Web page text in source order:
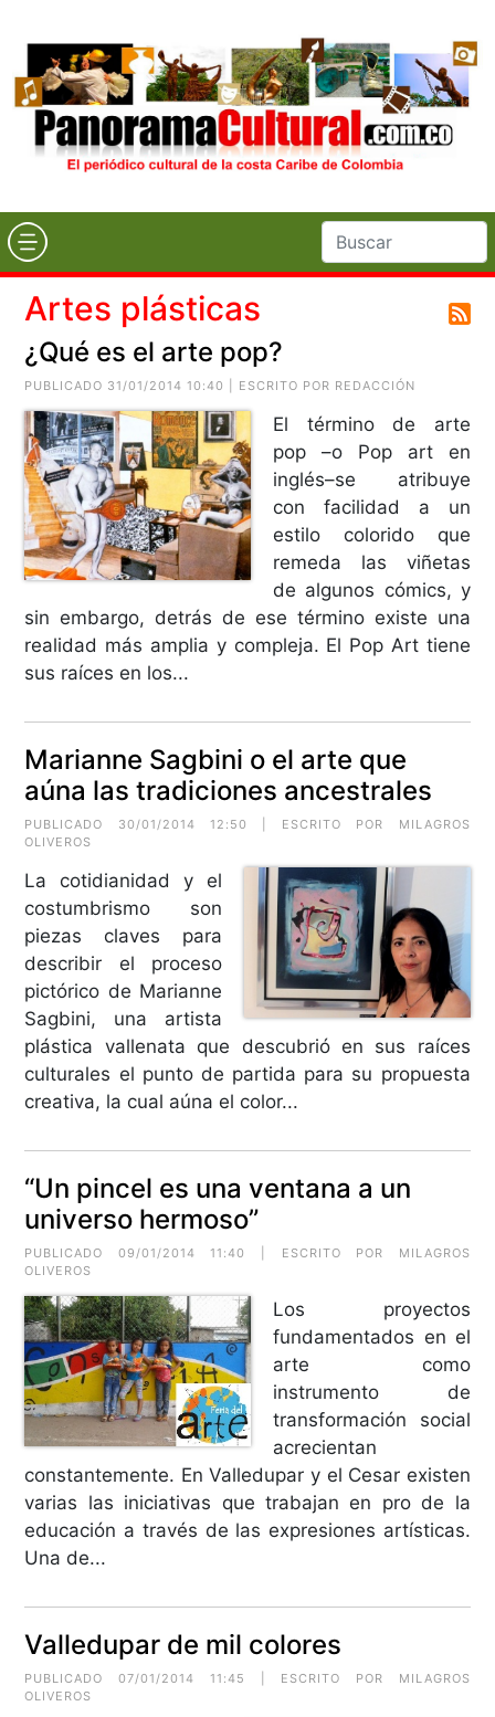
Artes plásticas
¿Qué es el arte pop?
PUBLICADO 31/01/2014 10:40 | ESCRITO POR REDACCIÓN
El término de arte
pop –o Pop art en
inglés–se atribuye
con facilidad a un
estilo colorido que
remeda las viñetas
de algunos cómics, y
sin embargo, detrás de ese término existe una
realidad más amplia y compleja. El Pop Art tiene
sus raíces en los...
Marianne Sagbini o el arte que
aúna las tradiciones ancestrales
PUBLICADO 30/01/2014 12:50 | ESCRITO POR MILAGROS
OLIVEROS
La cotidianidad y el
costumbrismo son
piezas claves para
describir el proceso
pictórico de Marianne
Sagbini, una artista
plástica vallenata que descubrió en sus raíces
culturales el punto de partida para su propuesta
creativa, la cual aúna el color...
“Un pincel es una ventana a un
universo hermoso”
PUBLICADO 09/01/2014 11:40 | ESCRITO POR MILAGROS
OLIVEROS
Los proyectos
fundamentados en el
arte como
instrumento de
transformación social
acrecientan
constantemente. En Valledupar y el Cesar existen
varias las iniciativas que trabajan en pro de la
educación a través de las expresiones artísticas.
Una de...
Valledupar de mil colores
PUBLICADO 07/01/2014 11:45 | ESCRITO POR MILAGROS
OLIVEROS